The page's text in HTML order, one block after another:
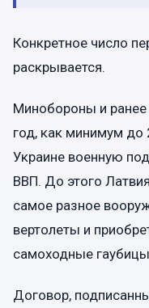
Конкретное число
раскрывается.
Минобороны и
год, как минимум до
Украине военную
ВВП. До этого
самое разное
вертолеты и
самоходные
Договор,